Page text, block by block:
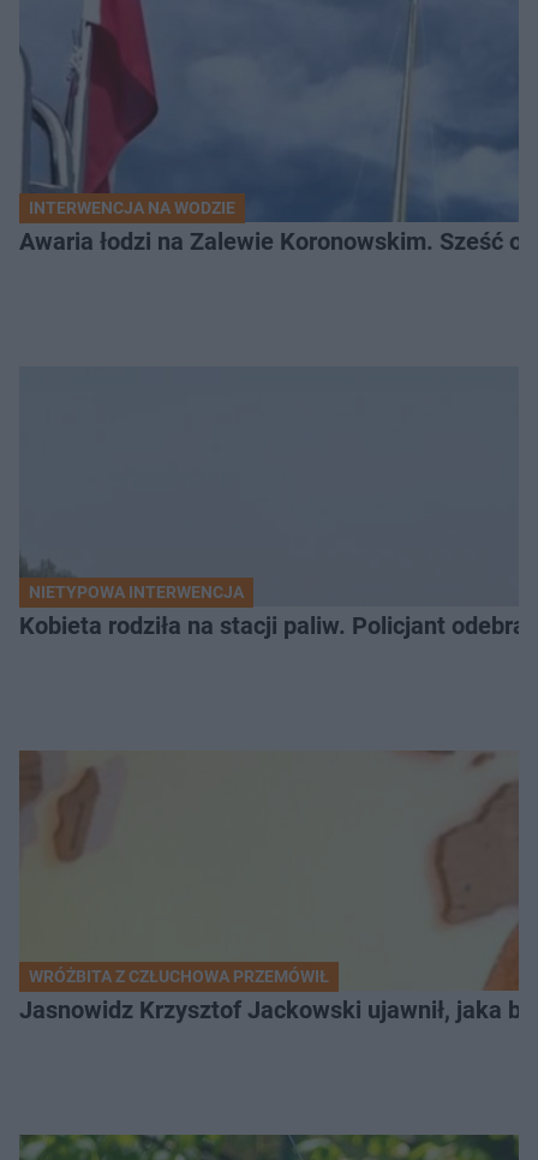
INTERWENCJA NA WODZIE
Awaria łodzi na Zalewie Koronowskim. Sześć
NIETYPOWA INTERWENCJA
Kobieta rodziła na stacji paliw. Policjant
WRÓŻBITA Z CZŁUCHOWA PRZEMÓWIŁ
Jasnowidz Krzysztof Jackowski ujawnił, jaka